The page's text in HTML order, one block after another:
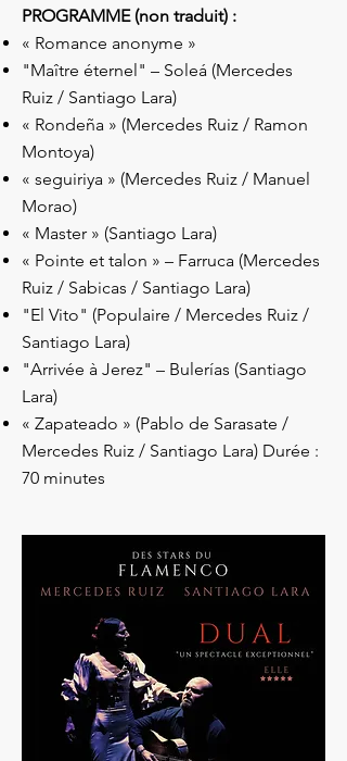
PROGRAMME (non traduit) :
« Romance anonyme »
"Maître éternel" – Soleá (Mercedes
Ruiz / Santiago Lara)
« Rondeña » (Mercedes Ruiz / Ramon
Montoya)
« seguiriya » (Mercedes Ruiz / Manuel
Morao)
« Master » (Santiago Lara)
« Pointe et talon » – Farruca (Mercedes
Ruiz / Sabicas / Santiago Lara)
"El Vito" (Populaire / Mercedes Ruiz /
Santiago Lara)
"Arrivée à Jerez" – Bulerías (Santiago
Lara)
« Zapateado » (Pablo de Sarasate /
Mercedes Ruiz / Santiago Lara) Durée :
70 minutes